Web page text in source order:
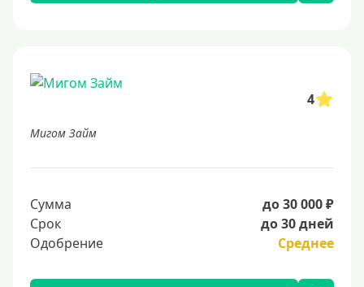
4
Мигом Займ
Сумма
до 30 000 ₽
Срок
до 30 дней
Одобрение
Среднее